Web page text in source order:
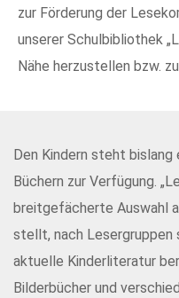
zur Förderung der
unserer Schulbibliothek
Nähe herzustellen bzw.
Den Kindern steht
Büchern zur Verfügung.
breitgefächerte Auswahl
stellt, nach Lesergruppen
aktuelle Kinderliteratur
Bilderbücher und